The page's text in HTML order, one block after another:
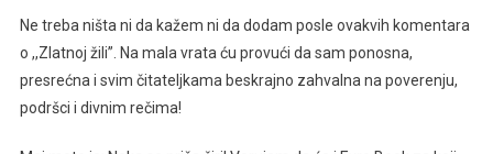
Ne treba ništa ni da kažem ni da dodam posle ovakvih komentara
o ,,Zlatnoj žili”. Na mala vrata ću provući da sam ponosna,
presrećna i svim čitateljkama beskrajno zahvalna na poverenju,
podršci i divnim rečima!